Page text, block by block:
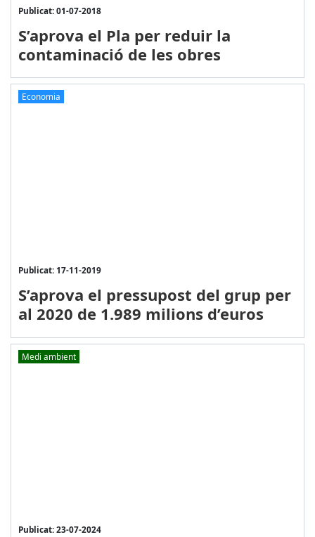
Publicat: 01-07-2018
S’aprova el Pla per reduir la
contaminació de les obres
Economia
Publicat: 17-11-2019
S’aprova el pressupost del grup per
al 2020 de 1.989 milions d’euros
Medi ambient
Publicat: 23-07-2024